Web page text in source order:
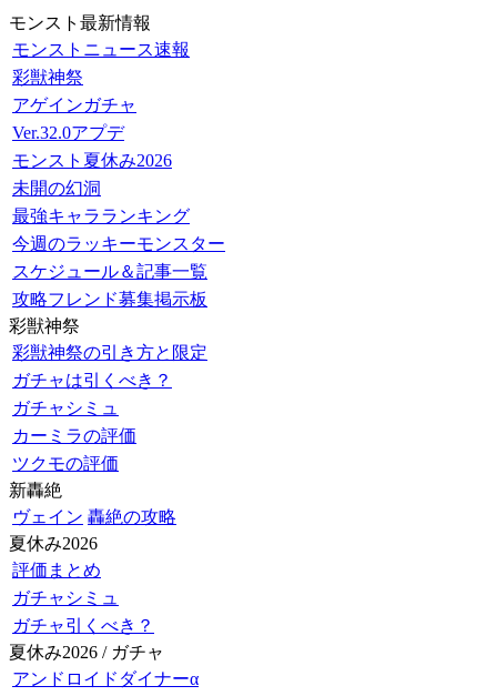
モンスト最新情報
モンストニュース速報
彩獣神祭
アゲインガチャ
Ver.32.0アプデ
モンスト夏休み2026
未開の幻洞
最強キャラランキング
今週のラッキーモンスター
スケジュール＆記事一覧
攻略フレンド募集掲示板
彩獣神祭
彩獣神祭の引き方と限定
ガチャは引くべき？
ガチャシミュ
カーミラの評価
ツクモの評価
新轟絶
ヴェイン 轟絶の攻略
夏休み2026
評価まとめ
ガチャシミュ
ガチャ引くべき？
夏休み2026 / ガチャ
アンドロイドダイナーα